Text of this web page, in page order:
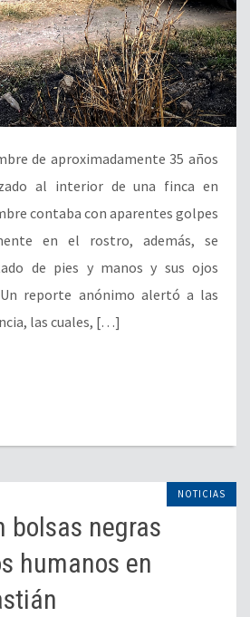
de aproximadamente 35 años
al interior de una finca en
contaba con aparentes golpes
en el rostro, además, se
de pies y manos y sus ojos
Un reporte anónimo alertó a las
las cuales, […]
NOTICIAS
bolsas negras
humanos en